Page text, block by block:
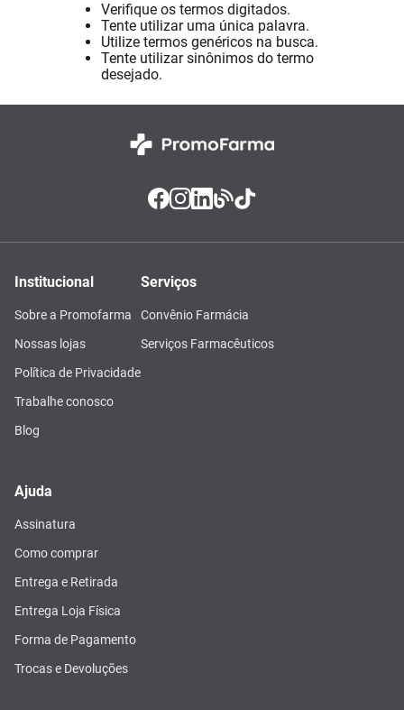
Verifique os termos digitados.
Tente utilizar uma única palavra.
Utilize termos genéricos na busca.
Tente utilizar sinônimos do termo
desejado.
Institucional
Sobre a Promofarma
Nossas lojas
Política de Privacidade
Trabalhe conosco
Blog
Serviços
Convênio Farmácia
Serviços Farmacêuticos
Ajuda
Assinatura
Como comprar
Entrega e Retirada
Entrega Loja Física
Forma de Pagamento
Trocas e Devoluções
Absorvente
Lavitan
Vitamina D